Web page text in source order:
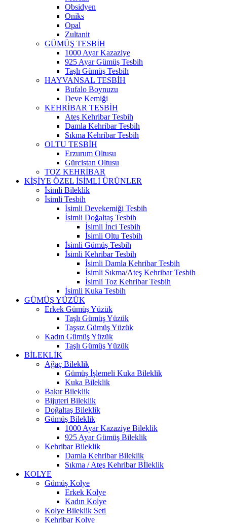
Obsidyen
Oniks
Opal
Zultanit
GÜMÜŞ TESBİH
1000 Ayar Kazaziye
925 Ayar Gümüş Tesbih
Taşlı Gümüş Tesbih
HAYVANSAL TESBİH
Bufalo Boynuzu
Deve Kemiği
KEHRİBAR TESBİH
Ateş Kehribar Tesbih
Damla Kehribar Tesbih
Sıkma Kehribar Tesbih
OLTU TESBİH
Erzurum Oltusu
Gürcistan Oltusu
TOZ KEHRİBAR
KİŞİYE ÖZEL İSİMLİ ÜRÜNLER
İsimli Bileklik
İsimli Tesbih
İsimli Devekemiği Tesbih
İsimli Doğaltaş Tesbih
İsimli İnci Tesbih
İsimli Oltu Tesbih
İsimli Gümüş Tesbih
İsimli Kehribar Tesbih
İsimli Damla Kehribar Tesbih
İsimli Sıkma/Ateş Kehribar Tesbih
İsimli Toz Kehribar Tesbih
İsimli Kuka Tesbih
GÜMÜŞ YÜZÜK
Erkek Gümüş Yüzük
Taşlı Gümüş Yüzük
Taşsız Gümüş Yüzük
Kadın Gümüş Yüzük
Taşlı Gümüş Yüzük
BİLEKLİK
Ağaç Bileklik
Gümüş İşlemeli Kuka Bileklik
Kuka Bileklik
Bakır Bileklik
Bijuteri Bileklik
Doğaltaş Bileklik
Gümüş Bileklik
1000 Ayar Kazaziye Bileklik
925 Ayar Gümüş Bileklik
Kehribar Bileklik
Damla Kehribar Bileklik
Sıkma / Ateş Kehribar Bİleklik
KOLYE
Gümüş Kolye
Erkek Kolye
Kadın Kolye
Kolye Bileklik Seti
Kehribar Kolye